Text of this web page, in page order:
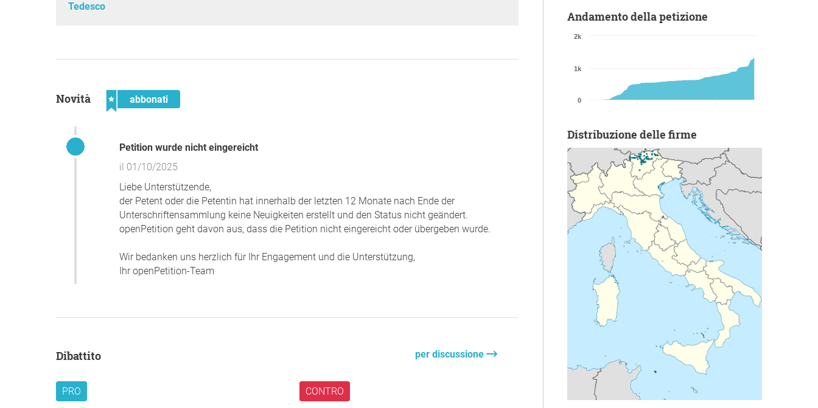
Tedesco
Novità abbonati
Petition wurde nicht eingereicht
il 01/10/2025
Liebe Unterstützende,
der Petent oder die Petentin hat innerhalb der letzten 12 Monate nach Ende der
Unterschriftensammlung keine Neuigkeiten erstellt und den Status nicht geändert.
openPetition geht davon aus, dass die Petition nicht eingereicht oder übergeben wurde.
Wir bedanken uns herzlich für Ihr Engagement und die Unterstützung,
Ihr openPetition-Team
Dibattito per discussione
PRO
CONTRO
Andamento della petizione
0
1k
2k
Distribuzione delle firme